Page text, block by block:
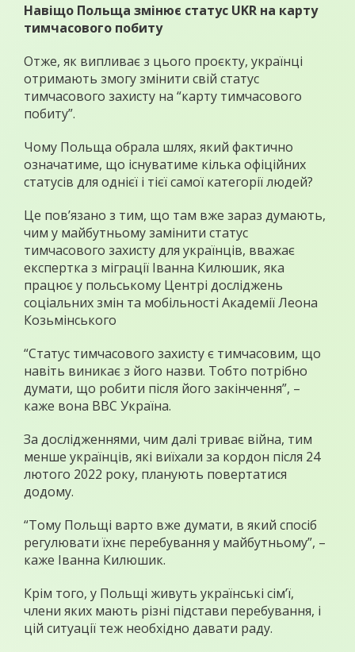
Навіщо Польща змінює статус UKR на карту
тимчасового побиту
Отже, як випливає з цього проєкту, українці
отримають змогу змінити свій статус
тимчасового захисту на “карту тимчасового
побиту”.
Чому Польща обрала шлях, який фактично
означатиме, що існуватиме кілька офіційних
статусів для однієї і тієї самої категорії людей?
Це пов’язано з тим, що там вже зараз думають,
чим у майбутньому замінити статус
тимчасового захисту для українців, вважає
експертка з міграції Іванна Килюшик, яка
працює у польському Центрі досліджень
соціальних змін та мобільності Академії Леона
Козьмінського
“Статус тимчасового захисту є тимчасовим, що
навіть виникає з його назви. Тобто потрібно
думати, що робити після його закінчення”, –
каже вона ВВС Україна.
За дослідженнями, чим далі триває війна, тим
менше українців, які виїхали за кордон після 24
лютого 2022 року, планують повертатися
додому.
“Тому Польщі варто вже думати, в який спосіб
регулювати їхнє перебування у майбутньому”, –
каже Іванна Килюшик.
Крім того, у Польщі живуть українські сім’ї,
члени яких мають різні підстави перебування, і
цій ситуації теж необхідно давати раду.